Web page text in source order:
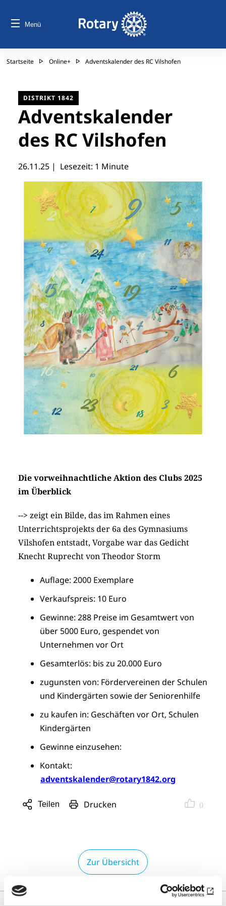
Menü
Startseite Online+ Adventskalender des RC Vilshofen
DISTRIKT 1842
Adventskalender
des RC Vilshofen
26.11.25 | Lesezeit: 1 Minute
Die vorweihnachtliche Aktion des Clubs 2025
im Überblick
--> zeigt ein Bilde, das im Rahmen eines
Unterrichtsprojekts der 6a des Gymnasiums
Vilshofen entstadt, Vorgabe war das Gedicht
Knecht Ruprecht von Theodor Storm
Auflage: 2000 Exemplare
Verkaufspreis: 10 Euro
Gewinne: 288 Preise im Gesamtwert von
über 5000 Euro, gespendet von
Unternehmen vor Ort
Gesamterlös: bis zu 20.000 Euro
zugunsten von: Fördervereinen der Schulen
und Kindergärten sowie der Seniorenhilfe
zu kaufen in: Geschäften vor Ort, Schulen
Kindergärten
Gewinne einzusehen:
Kontakt:
adventskalender@rotary1842.org
Teilen
Sharing
Drucken 0
Zur Übersicht